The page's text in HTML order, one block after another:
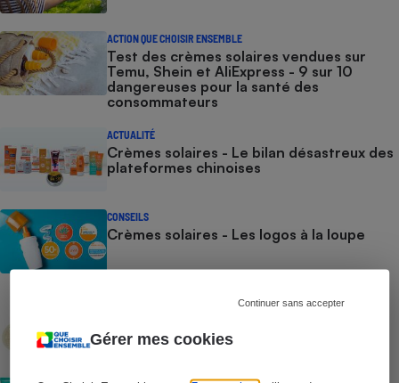
Gérer mes cookies
Continuer sans accepter
ACTION QUE CHOISIR ENSEMBLE
Test des crèmes solaires vendues sur
Temu, Shein et AliExpress - 9 sur 10
dangereuses pour la santé des
consommateurs
ACTUALITÉ
Crèmes solaires - Le bilan désastreux des
plateformes chinoises
CONSEILS
Crèmes solaires - Les logos à la loupe
COMMENT NOUS TESTONS